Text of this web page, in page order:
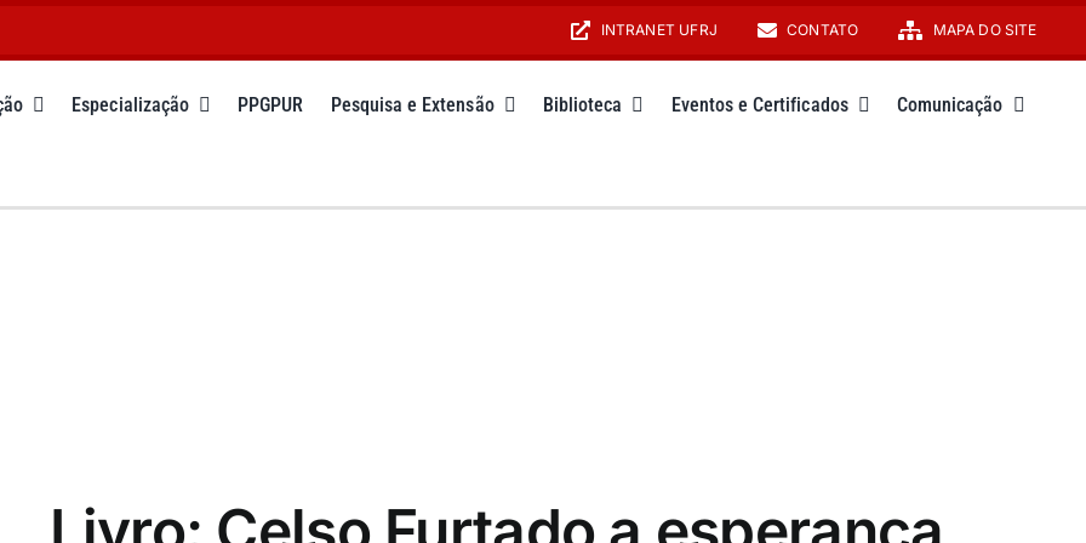
INTRANET UFRJ CONTATO MAPA DO SITE
Especialização PPGPUR Pesquisa e Extensão Biblioteca Eventos e Certificados Comunicação